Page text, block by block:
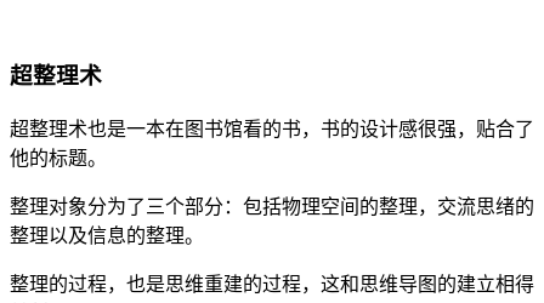
超整理术
超整理术也是一本在图书馆看的书，书的设计感很强，贴合了
他的标题。
整理对象分为了三个部分：包括物理空间的整理，交流思绪的
整理以及信息的整理。
整理的过程，也是思维重建的过程，这和思维导图的建立相得